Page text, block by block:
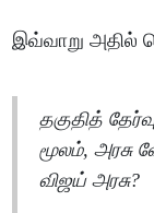
இவ்வாறு அதில்
தகுதித்
மூலம், அரசு
விஜய் அரசு?